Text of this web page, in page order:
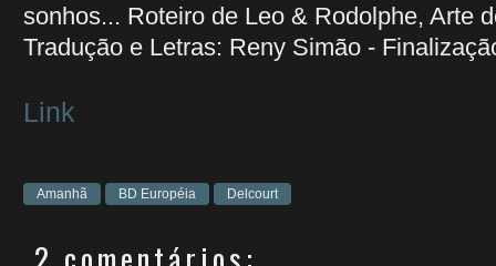
sonhos... Roteiro de Leo & Rodolphe, Arte
Tradução e Letras: Reny Simão -
Link
Amanhã BD Européia Delcourt